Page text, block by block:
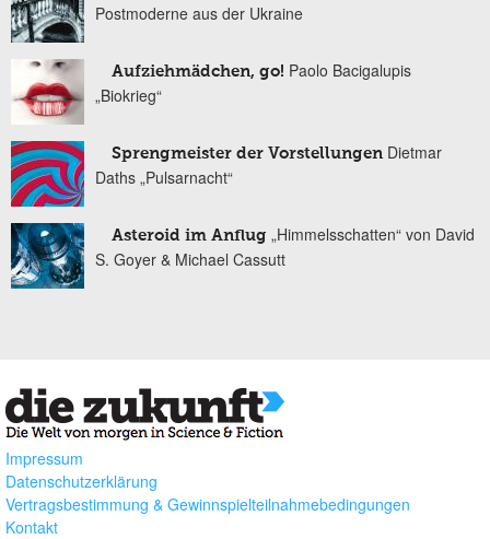
Postmoderne aus der Ukraine
Aufziehmädchen, go! Paolo Bacigalupis
„Biokrieg“
Sprengmeister der Vorstellungen Dietmar
Daths „Pulsarnacht“
Asteroid im Anflug „Himmelsschatten“ von David
S. Goyer & Michael Cassutt
Impressum
Datenschutzerklärung
Vertragsbestimmung & Gewinnspielteilnahmebedingungen
Kontakt